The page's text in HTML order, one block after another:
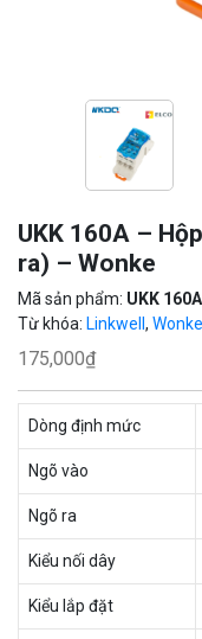
UKK 160A –
ra) – Wonke
Mã sản phẩm: UKK 160A
Từ khóa: Linkwell, Wonke
175,000₫
Dòng định mức
Ngõ vào
Ngõ ra
Kiểu nối dây
Kiểu lắp đặt